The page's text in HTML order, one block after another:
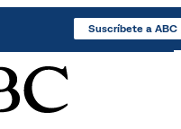
Suscríbete a ABC